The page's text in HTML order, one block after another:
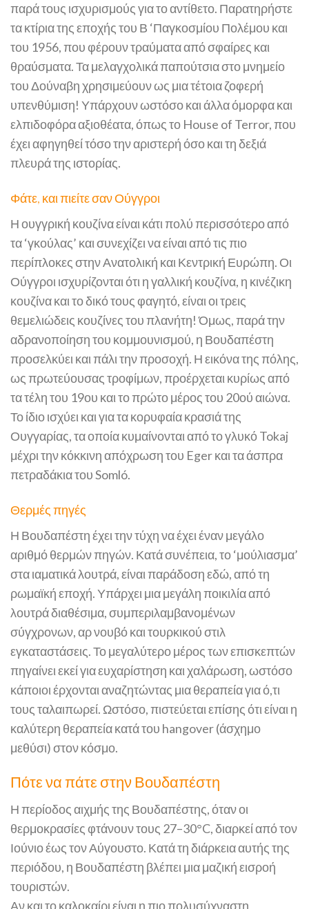
παρά τους ισχυρισμούς για το αντίθετο. Παρατηρήστε
τα κτίρια της εποχής του Β ‘Παγκοσμίου Πολέμου και
του 1956, που φέρουν τραύματα από σφαίρες και
θραύσματα. Τα μελαγχολικά παπούτσια στο μνημείο
του Δούναβη χρησιμεύουν ως μια τέτοια ζοφερή
υπενθύμιση! Υπάρχουν ωστόσο και άλλα όμορφα και
ελπιδοφόρα αξιοθέατα, όπως το House of Terror, που
έχει αφηγηθεί τόσο την αριστερή όσο και τη δεξιά
πλευρά της ιστορίας.
Φάτε, και πιείτε σαν Ούγγροι
Η ουγγρική κουζίνα είναι κάτι πολύ περισσότερο από
τα ‘γκούλας’ και συνεχίζει να είναι από τις πιο
περίπλοκες στην Ανατολική και Κεντρική Ευρώπη. Οι
Ούγγροι ισχυρίζονται ότι η γαλλική κουζίνα, η κινέζικη
κουζίνα και το δικό τους φαγητό, είναι οι τρεις
θεμελιώδεις κουζίνες του πλανήτη! Όμως, παρά την
αδρανοποίηση του κομμουνισμού, η Βουδαπέστη
προσελκύει και πάλι την προσοχή. Η εικόνα της πόλης,
ως πρωτεύουσας τροφίμων, προέρχεται κυρίως από
τα τέλη του 19ου και το πρώτο μέρος του 20ού αιώνα.
Το ίδιο ισχύει και για τα κορυφαία κρασιά της
Ουγγαρίας, τα οποία κυμαίνονται από το γλυκό Tokaj
μέχρι την κόκκινη απόχρωση του Eger και τα άσπρα
πετραδάκια του Somló.
Θερμές πηγές
Η Βουδαπέστη έχει την τύχη να έχει έναν μεγάλο
αριθμό θερμών πηγών. Κατά συνέπεια, το ‘μούλιασμα’
στα ιαματικά λουτρά, είναι παράδοση εδώ, από τη
ρωμαϊκή εποχή. Υπάρχει μια μεγάλη ποικιλία από
λουτρά διαθέσιμα, συμπεριλαμβανομένων
σύγχρονων, αρ νουβό και τουρκικού στιλ
εγκαταστάσεις. Το μεγαλύτερο μέρος των επισκεπτών
πηγαίνει εκεί για ευχαρίστηση και χαλάρωση, ωστόσο
κάποιοι έρχονται αναζητώντας μια θεραπεία για ό,τι
τους ταλαιπωρεί. Ωστόσο, πιστεύεται επίσης ότι είναι η
καλύτερη θεραπεία κατά του hangover (άσχημο
μεθύσι) στον κόσμο.
Πότε να πάτε στην Βουδαπέστη
Η περίοδος αιχμής της Βουδαπέστης, όταν οι
θερμοκρασίες φτάνουν τους 27–30°C, διαρκεί από τον
Ιούνιο έως τον Αύγουστο. Κατά τη διάρκεια αυτής της
περιόδου, η Βουδαπέστη βλέπει μια μαζική εισροή
τουριστών.
Αν και το καλοκαίρι είναι η πιο πολυσύχναστη